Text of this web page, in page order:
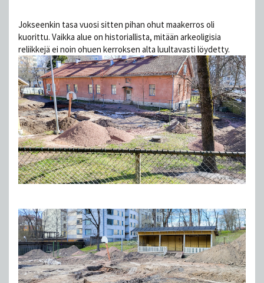
Jokseenkin tasa vuosi sitten pihan ohut maakerros oli
kuorittu. Vaikka alue on historiallista, mitään arkeoligisia
reliikkejä ei noin ohuen kerroksen alta luultavasti löydetty.